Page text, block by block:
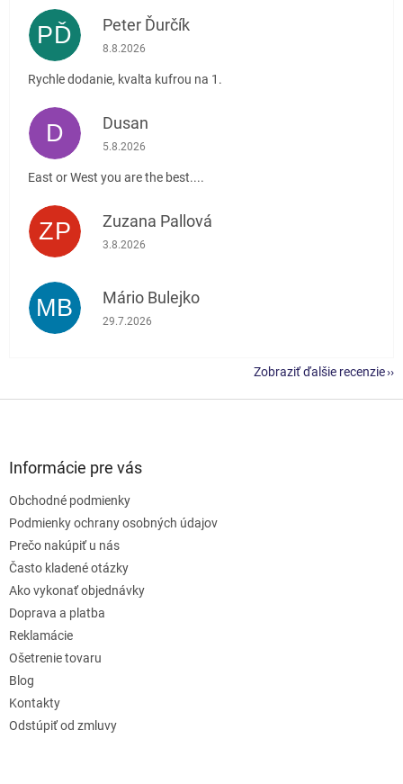
PĎ Peter Ďurčík
Hodnotenie obchodu je 5 z 5 hviezdičiek.
8.8.2026
Rychle dodanie, kvalta kufrou na 1.
D Dusan
Hodnotenie obchodu je 5 z 5 hviezdičiek.
5.8.2026
East or West you are the best....
ZP Zuzana Pallová
Hodnotenie obchodu je 5 z 5 hviezdičiek.
3.8.2026
MB Mário Bulejko
Hodnotenie obchodu je 5 z 5 hviezdičiek.
29.7.2026
Zobraziť ďalšie recenzie
Informácie pre vás
Obchodné podmienky
Podmienky ochrany osobných údajov
Prečo nakúpiť u nás
Často kladené otázky
Ako vykonať objednávky
Doprava a platba
Reklamácie
Ošetrenie tovaru
Blog
Kontakty
Odstúpiť od zmluvy